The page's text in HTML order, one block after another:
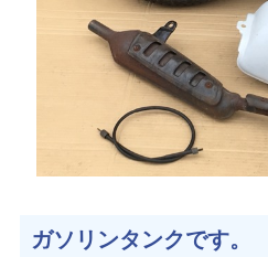
ガソリンタンクです。